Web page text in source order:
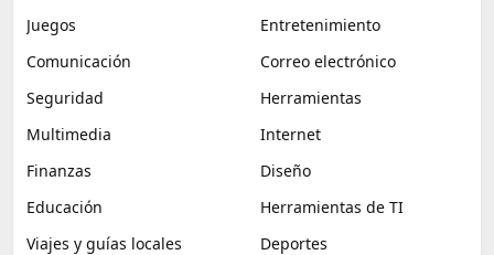
Juegos
Entretenimiento
Comunicación
Correo electrónico
Seguridad
Herramientas
Multimedia
Internet
Finanzas
Diseño
Educación
Herramientas de TI
Viajes y guías locales
Deportes